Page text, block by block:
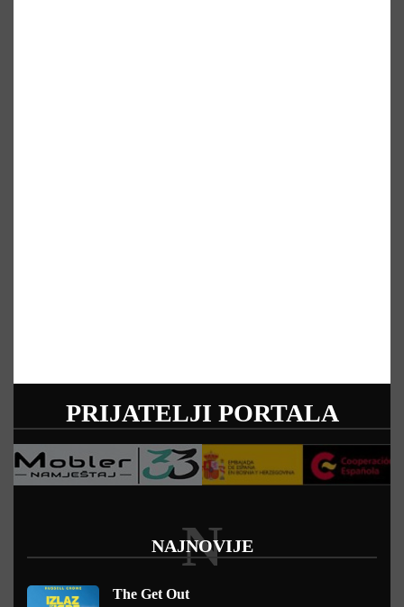
PRIJATELJI PORTALA
NAJNOVIJE
N
The Get Out